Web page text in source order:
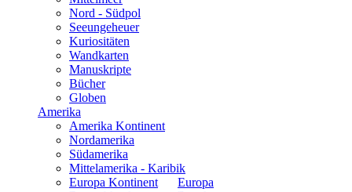
Nord - Südpol
Seeungeheuer
Kuriositäten
Wandkarten
Manuskripte
Bücher
Globen
Amerika
Amerika Kontinent
Nordamerika
Südamerika
Mittelamerika - Karibik
Europa
Europa Kontinent